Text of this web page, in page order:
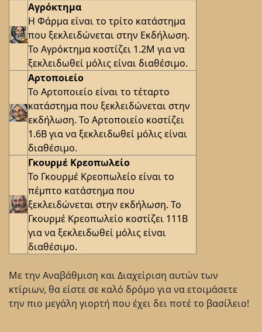
Αγρόκτημα
Η Φάρμα είναι το τρίτο κατάστημα
που ξεκλειδώνεται στην Εκδήλωση.
Το Αγρόκτημα κοστίζει 1.2M για να
ξεκλειδωθεί μόλις είναι διαθέσιμο.
Αρτοποιείο
Το Αρτοποιείο είναι το τέταρτο
κατάστημα που ξεκλειδώνεται στην
εκδήλωση. Το Αρτοποιείο κοστίζει
1.6B για να ξεκλειδωθεί μόλις είναι
διαθέσιμο.
Γκουρμέ Κρεοπωλείο
Το Γκουρμέ Κρεοπωλείο είναι το
πέμπτο κατάστημα που
ξεκλειδώνεται στην εκδήλωση. Το
Γκουρμέ Κρεοπωλείο κοστίζει 111B
για να ξεκλειδωθεί μόλις είναι
διαθέσιμο.
Με την Αναβάθμιση και Διαχείριση αυτών των
κτίριων, θα είστε σε καλό δρόμο για να ετοιμάσετε
την πιο μεγάλη γιορτή που έχει δει ποτέ το βασίλειο!